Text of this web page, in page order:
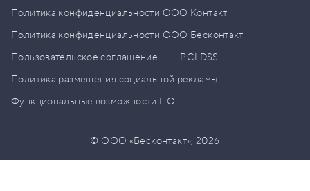
Политика конфиденциальности ООО Контакт
Политика конфиденциальности ООО Бесконтакт
Пользовательское соглашение
PCI DSS
Политика размещения социальной рекламы
Функциональные возможности ПО
© ООО «Бесконтакт»,2026